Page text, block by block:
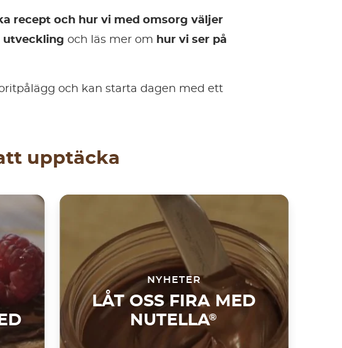
recept och hur vi med omsorg väljer
utveckling och läs mer om hur vi ser på
och kan starta dagen med ett
upptäcka
NYHETER
LÅT OSS FIRA MED
NUTELLA®